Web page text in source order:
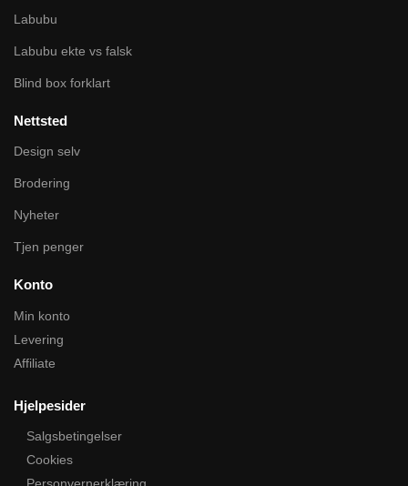
Labubu
Labubu ekte vs falsk
Blind box forklart
Nettsted
Design selv
Brodering
Nyheter
Tjen penger
Konto
Min konto
Levering
Affiliate
Hjelpesider
Salgsbetingelser
Cookies